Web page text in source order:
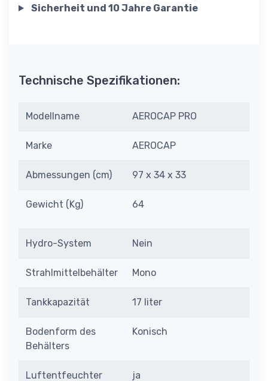
Sicherheit und 10 Jahre Garantie
Technische Spezifikationen:
Modellname AEROCAP PRO
Marke AEROCAP
Abmessungen (cm) 97 x 34 x 33
Gewicht (Kg) 64
Hydro-System Nein
Strahlmittelbehälter Mono
Tankkapazität 17 liter
Bodenform des
Behälters
Konisch
Luftentfeuchter ja